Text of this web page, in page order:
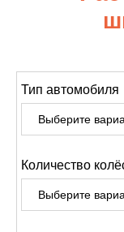
Тип автомобиля
Количество